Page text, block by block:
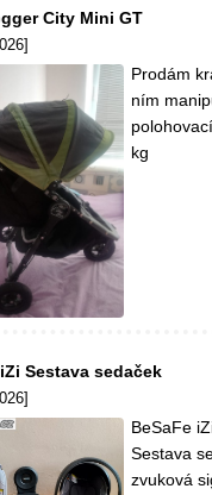
City Mini GT
Prodám
ním
kg
Sestava sedaček
BeSaFe
Sestava
zvuková